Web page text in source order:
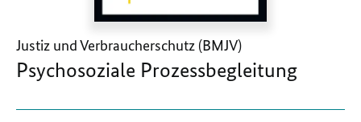
Justiz und Verbraucherschutz (BMJV)
Psychosoziale Prozessbegleitung